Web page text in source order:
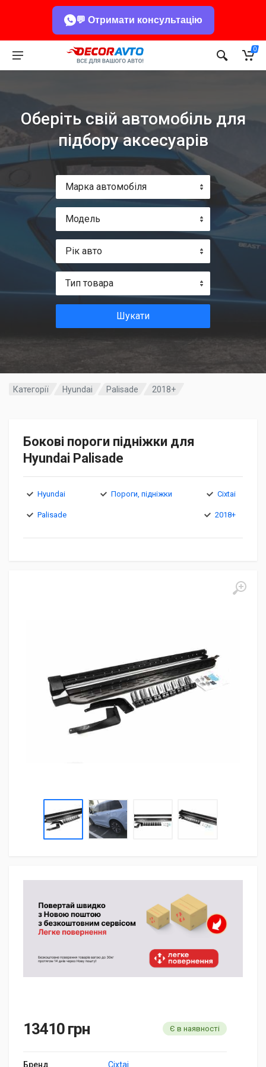
💬 Отримати консультацію
0
Оберіть свій автомобіль для
підбору аксесуарів
Марка автомобіля
Модель
Рік авто
Тип товара
Шукати
Категорії Hyundai Palisade 2018+
Бокові пороги підніжки для
Hyundai Palisade
Hyundai Пороги, підніжки Cixtai
Palisade 2018+
13410 грн Є в наявності
Бренд Cixtai